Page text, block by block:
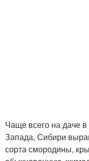
Чаще всего на даче
Запада, Сибири
сорта смородины,